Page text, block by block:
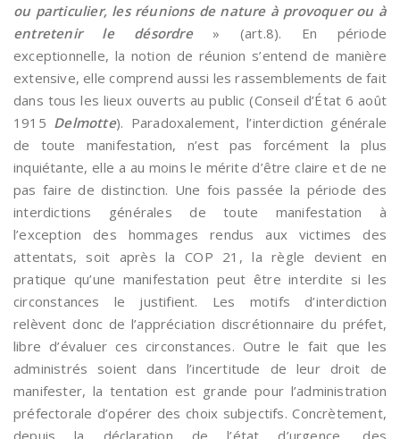
ou particulier, les réunions de nature à provoquer ou à
entretenir le désordre » (art.8). En période
exceptionnelle, la notion de réunion s’entend de manière
extensive, elle comprend aussi les rassemblements de fait
dans tous les lieux ouverts au public (Conseil d’État 6 août
1915 Delmotte). Paradoxalement, l’interdiction générale
de toute manifestation, n’est pas forcément la plus
inquiétante, elle a au moins le mérite d’être claire et de ne
pas faire de distinction. Une fois passée la période des
interdictions générales de toute manifestation à
l’exception des hommages rendus aux victimes des
attentats, soit après la COP 21, la règle devient en
pratique qu’une manifestation peut être interdite si les
circonstances le justifient. Les motifs d’interdiction
relèvent donc de l’appréciation discrétionnaire du préfet,
libre d’évaluer ces circonstances. Outre le fait que les
administrés soient dans l’incertitude de leur droit de
manifester, la tentation est grande pour l’administration
préfectorale d’opérer des choix subjectifs. Concrètement,
depuis la déclaration de l’état d’urgence, des